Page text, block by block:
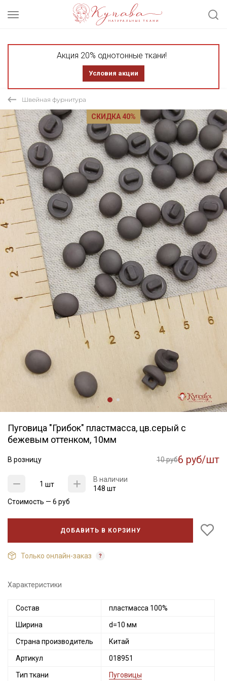
Акция 20% однотонные ткани!
Условия акции
Швейная фурнитура
СКИДКА 40%
Пуговица "Грибок" пластмасса, цв.серый с
бежевым оттенком, 10мм
В розницу 10 руб6 руб/шт
шт
В наличии
148 шт
Стоимость — 6 руб
ДОБАВИТЬ В КОРЗИНУ
Только онлайн-заказ
Характеристики
Состав пластмасса 100%
Ширина d=10 мм
Страна производитель Китай
Артикул 018951
Тип ткани Пуговицы
Секретная рассылка от Купава
Мы публикуем здесь дополнительные
промокоды и скидки до 30% на узкие
Электронная почта